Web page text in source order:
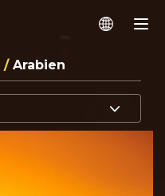
/ Arabien